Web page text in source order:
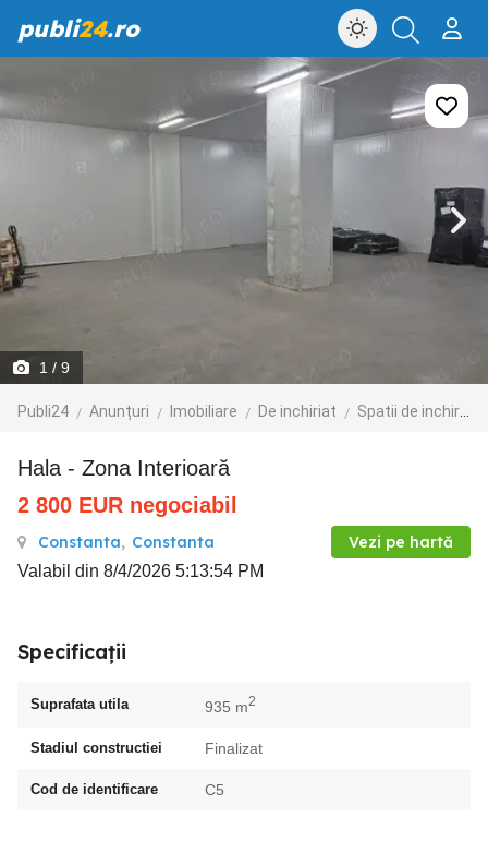
publi24.ro
1 / 9
Publi24 Anunțuri Imobiliare De inchiriat Spatii de inchiriat
Hala - Zona Interioară
2 800 EUR negociabil
Constanta, Constanta Vezi pe hartă
Valabil din 8/4/2026 5:13:54 PM
Specificații
Suprafata utila 935 m2
Stadiul constructiei Finalizat
Cod de identificare C5